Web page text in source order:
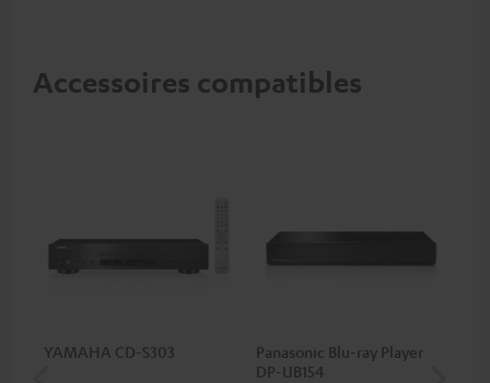
Accessoires compatibles
YAMAHA CD-S303
Panasonic Blu-ray Player
DP-UB154